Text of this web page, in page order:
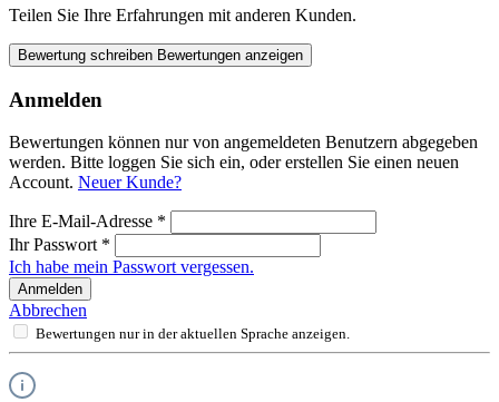
Teilen Sie Ihre Erfahrungen mit anderen Kunden.
Bewertung schreiben Bewertungen anzeigen
Anmelden
Bewertungen können nur von angemeldeten Benutzern abgegeben
werden. Bitte loggen Sie sich ein, oder erstellen Sie einen neuen
Account. Neuer Kunde?
Ihre E-Mail-Adresse *
Ihr Passwort *
Ich habe mein Passwort vergessen.
Anmelden
Abbrechen
Bewertungen nur in der aktuellen Sprache anzeigen.